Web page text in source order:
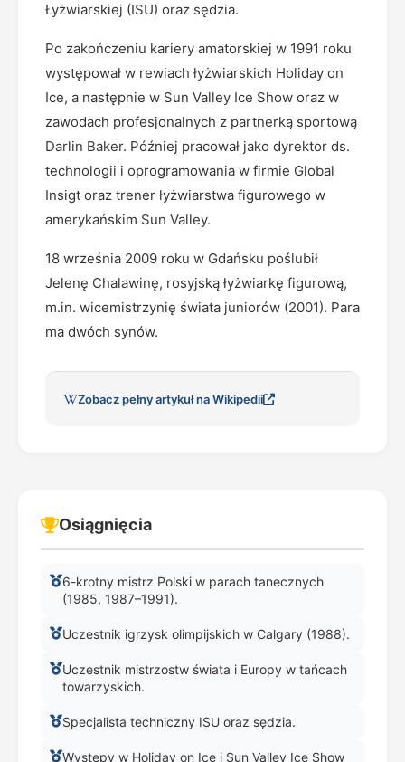
Łyżwiarskiej (ISU) oraz sędzia.
Po zakończeniu kariery amatorskiej w 1991 roku
występował w rewiach łyżwiarskich Holiday on
Ice, a następnie w Sun Valley Ice Show oraz w
zawodach profesjonalnych z partnerką sportową
Darlin Baker. Później pracował jako dyrektor ds.
technologii i oprogramowania w firmie Global
Insigt oraz trener łyżwiarstwa figurowego w
amerykańskim Sun Valley.
18 września 2009 roku w Gdańsku poślubił
Jelenę Chalawinę, rosyjską łyżwiarkę figurową,
m.in. wicemistrzynię świata juniorów (2001). Para
ma dwóch synów.
Zobacz pełny artykuł na Wikipedii
Osiągnięcia
6-krotny mistrz Polski w parach tanecznych
(1985, 1987–1991).
Uczestnik igrzysk olimpijskich w Calgary (1988).
Uczestnik mistrzostw świata i Europy w tańcach
towarzyskich.
Specjalista techniczny ISU oraz sędzia.
Występy w Holiday on Ice i Sun Valley Ice Show